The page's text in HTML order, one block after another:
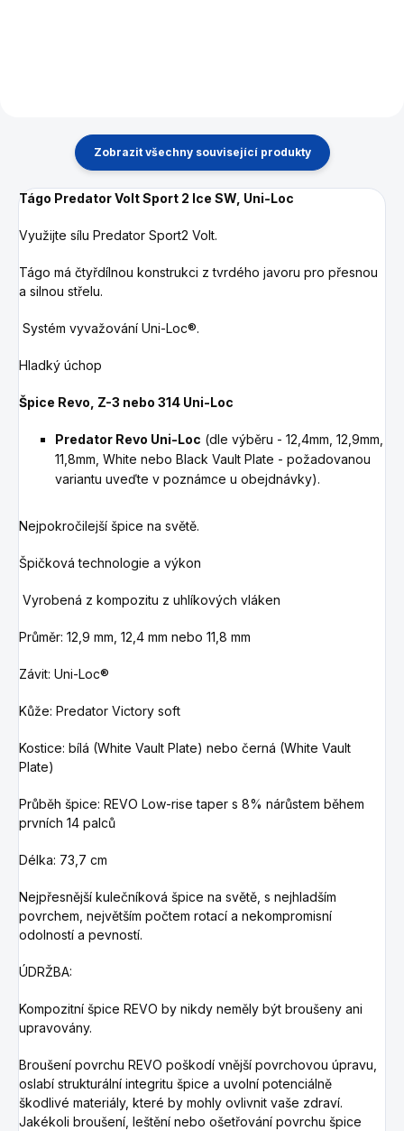
Zobrazit všechny související produkty
Tágo Predator Volt Sport 2 Ice SW, Uni-Loc
Využijte sílu Predator Sport2 Volt.
Tágo má čtyřdílnou konstrukci z tvrdého javoru pro přesnou
a silnou střelu.
Systém vyvažování Uni-Loc®.
Hladký úchop
Špice Revo, Z-3 nebo 314 Uni-Loc
Predator Revo Uni-Loc (dle výběru - 12,4mm, 12,9mm,
11,8mm, White nebo Black Vault Plate - požadovanou
variantu uveďte v poznámce u obejdnávky).
Nejpokročilejší špice na světě.
Špičková technologie a výkon
Vyrobená z kompozitu z uhlíkových vláken
Průměr: 12,9 mm, 12,4 mm nebo 11,8 mm
Závit: Uni-Loc®
Kůže: Predator Victory soft
Kostice: bílá (White Vault Plate) nebo černá (White Vault
Plate)
Průběh špice: REVO Low-rise taper s 8% nárůstem během
prvních 14 palců
Délka: 73,7 cm
Nejpřesnější kulečníková špice na světě, s nejhladším
povrchem, největším počtem rotací a nekompromisní
odolností a pevností.
ÚDRŽBA:
Kompozitní špice REVO by nikdy neměly být broušeny ani
upravovány.
Broušení povrchu REVO poškodí vnější povrchovou úpravu,
oslabí strukturální integritu špice a uvolní potenciálně
škodlivé materiály, které by mohly ovlivnit vaše zdraví.
Jakékoli broušení, leštění nebo ošetřování povrchu špice